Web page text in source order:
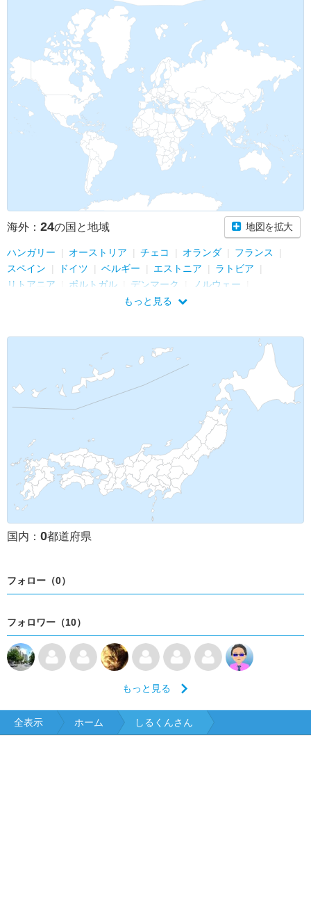
海外： 24の国と地域 地図を拡大
ハンガリー オーストリア チェコ オランダ
フランス
スペイン
ドイツ ベルギー エストニア
ラトビア
リトアニア
ポルトガル デンマーク
ノルウェー
フィンランド スロバキア
もっと見る
国内： 0都道府県
フォロー（0）
フォロワー（10）
もっと見る
全表示 ホーム しるくんさん